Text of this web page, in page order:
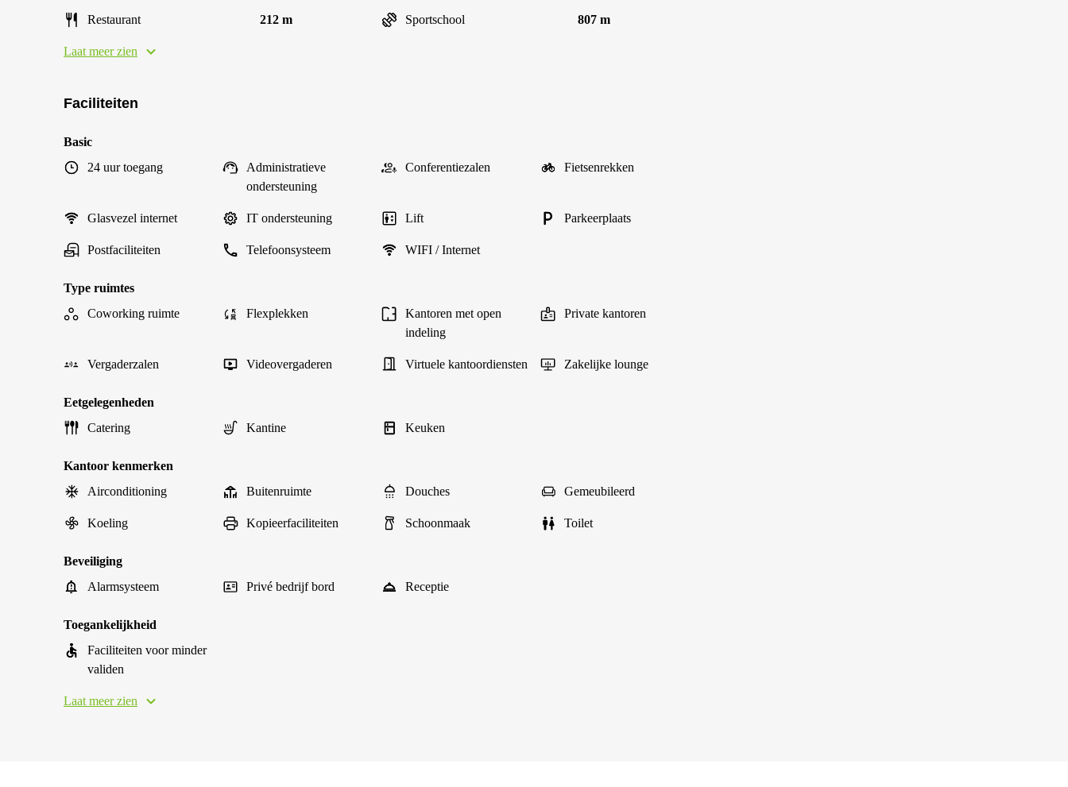
Restaurant 212 m Sportschool 807 m
Laat meer zien
Faciliteiten
Basic
24 uur toegang
Administratieve
ondersteuning
Conferentiezalen Fietsenrekken
Glasvezel internet IT ondersteuning Lift Parkeerplaats
Postfaciliteiten Telefoonsysteem WIFI / Internet
Type ruimtes
Coworking ruimte
Flexplekken
Kantoren met open
indeling
Private kantoren
Vergaderzalen Videovergaderen Virtuele kantoordiensten Zakelijke lounge
Eetgelegenheden
Catering
Kantine Keuken
Kantoor kenmerken
Airconditioning
Buitenruimte Douches Gemeubileerd
Koeling Kopieerfaciliteiten Schoonmaak Toilet
Beveiliging
Alarmsysteem
Privé bedrijf bord Receptie
Toegankelijkheid
Faciliteiten voor minder
validen
Laat meer zien